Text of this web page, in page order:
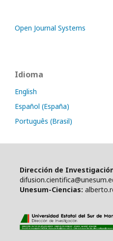
Open Journal Systems
Idioma
English
Español (España)
Português (Brasil)
Dirección de Investigación
Unesum-Ciencias: